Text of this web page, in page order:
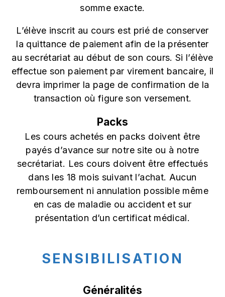
somme exacte.
L’élève inscrit au cours est prié de conserver
la quittance de paiement afin de la présenter
au secrétariat au début de son cours. Si l’élève
effectue son paiement par virement bancaire, il
devra imprimer la page de confirmation de la
transaction où figure son versement.
Packs
Les cours achetés en packs doivent être
payés d’avance sur notre site ou à notre
secrétariat. Les cours doivent être effectués
dans les 18 mois suivant l’achat. Aucun
remboursement ni annulation possible même
en cas de maladie ou accident et sur
présentation d’un certificat médical.
SENSIBILISATION
Généralités